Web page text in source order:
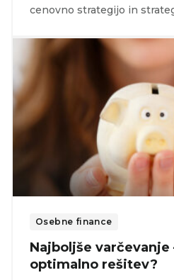
cenovno strategijo in
Osebne finance
Najboljše varčevanje
optimalno rešitev?